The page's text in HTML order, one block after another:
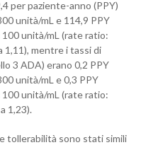
per paziente-anno (PPY)
unità/mL e 114,9 PPY
unità/mL (rate ratio:
1,11), mentre i tassi di
3 ADA) erano 0,2 PPY
unità/mL e 0,3 PPY
unità/mL (rate ratio:
1,23).
tollerabilità sono stati simili